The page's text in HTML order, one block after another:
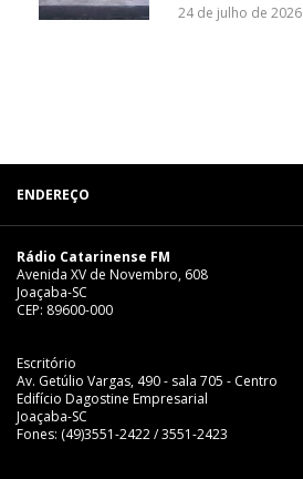
24 de julho de 2026
ENDEREÇO
Rádio Catarinense FM
Avenida XV de Novembro, 608
Joaçaba-SC
CEP: 89600-000
Escritório
Av. Getúlio Vargas, 490 - sala 705 - Centro
Edifício Dagostine Empresarial
Joaçaba-SC
Fones: (49)3551-2422 / 3551-2423